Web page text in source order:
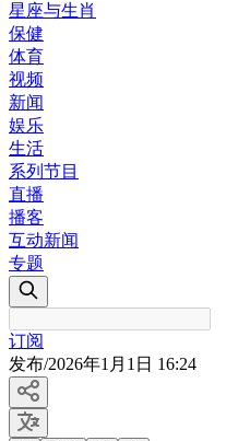
星座与生肖
保健
体育
视频
新闻
娱乐
生活
系列节目
直播
播客
互动新闻
专题
订阅
发布/2026年1月1日 16:24